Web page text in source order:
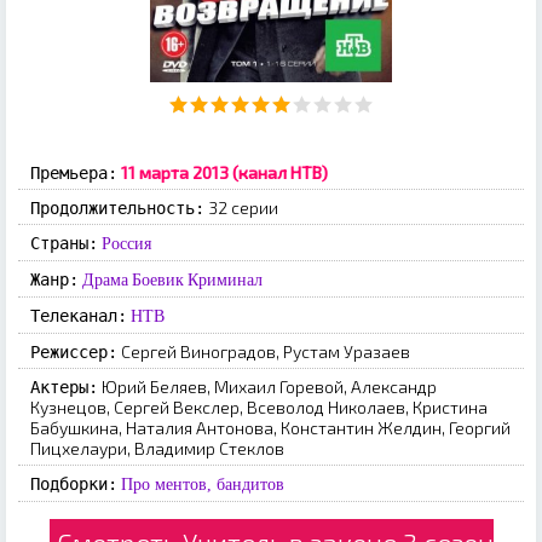
Премьера: 11 марта 2013 (канал НТВ)
Продолжительность: 32 серии
Страны: Россия
Жанр: Драма Боевик Криминал
Телеканал: НТВ
Режиссер: Сергей Виноградов, Рустам Уразаев
Актеры: Юрий Беляев, Михаил Горевой, Александр
Кузнецов, Сергей Векслер, Всеволод Николаев, Кристина
Бабушкина, Наталия Антонова, Константин Желдин, Георгий
Пицхелаури, Владимир Стеклов
Подборки: Про ментов, бандитов